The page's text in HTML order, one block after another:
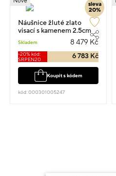
sleva
20%
Náušnice žluté zlato
visací s kamenem 2.5cm
Skladem 8 479 Kč
-20% kód:
SRPEN20
6 783 Kč
Koupit s kódem
kód: 000301005247